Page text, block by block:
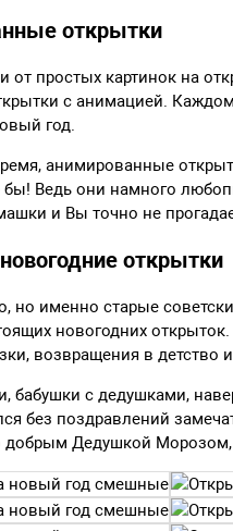
открытки
от простых картинок на
с анимацией.
год.
анимированные
бы! Ведь они намного
и Вы точно не
открытки
но именно старые
новогодних
возвращения в детство
бабушки с дедушками,
без поздравлений
добрым Дедушкой